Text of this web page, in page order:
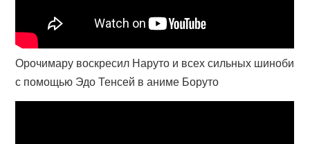
Орочимару воскресил Наруто и всех сильных шиноби
с помощью Эдо Тенсей в аниме Боруто